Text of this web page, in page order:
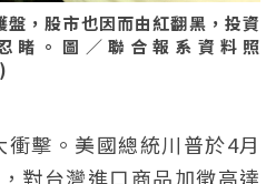
，股市也因而由紅翻黑，投資
睹。圖／聯合報系資料照
擊。美國總統川普於4月
對台灣進口商品加徵高達